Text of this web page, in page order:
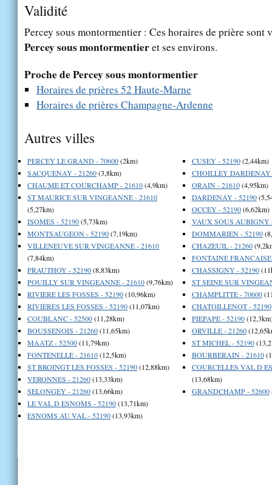
Validité
Percey sous montormentier : Ces horaires de prière sont
Percey sous montormentieret ses environs.
Proche de Percey sous montormentier
Horaires de prières 52 Haute-Marne
Horaires de prières Champagne-Ardenne
Autres villes
PERCEY LE GRAND - 70600(2km)
SACQUENAY - 21260(3,8km)
CHAUME ET COURCHAMP - 21610(4,9km)
ST MAURICE SUR VINGEANNE - 21610
(5,27km)
ISOMES - 52190(5,73km)
MONTSAUGEON - 52190(7,19km)
VILLENEUVE SUR VINGEANNE - 21610
(7,84km)
PRAUTHOY - 52190(8,83km)
POUILLY SUR VINGEANNE - 21610(9,76km)
RIVIERE LES FOSSES - 52190(10,96km)
RIVIERES LES FOSSES - 52190(11,07km)
COUBLANC - 52500(11,28km)
BOUSSENOIS - 21260(11,65km)
MAATZ - 52500(11,79km)
FONTENELLE - 21610(12,5km)
ST BROINGT LES FOSSES - 52190(12,88km)
VERONNES - 21260(13,33km)
SELONGEY - 21260(13,66km)
LE VAL D ESNOMS - 52190(13,71km)
ESNOMS AU VAL - 52190(13,93km)
CUSEY - 52190(2,44km)
CHOILLEY DARDENAY
ORAIN - 21610(4,95km)
DARDENAY - 52190
OCCEY - 52190(6,62km)
VAUX SOUS AUBIGNY
DOMMARIEN - 52190
CHAZEUIL - 21260
FONTAINE FRANCAISE
CHASSIGNY - 52190
ST SEINE SUR
CHAMPLITTE - 70600
CHATOILLENOT - 52190
PIEPAPE - 52190
ORVILLE - 21260
ST MICHEL - 52190
BOURBERAIN - 21610
COURCELLES VAL D
(13,68km)
GRANDCHAMP - 52600